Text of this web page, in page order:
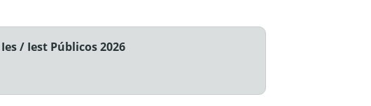
/ Iest Públicos 2026